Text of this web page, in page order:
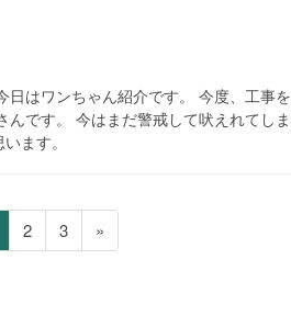
はワンちゃん紹介です。 今度、工事
んです。 今はまだ警戒して吠えれてし
ます。
ペ
ー
2
ペ
ー
3 »